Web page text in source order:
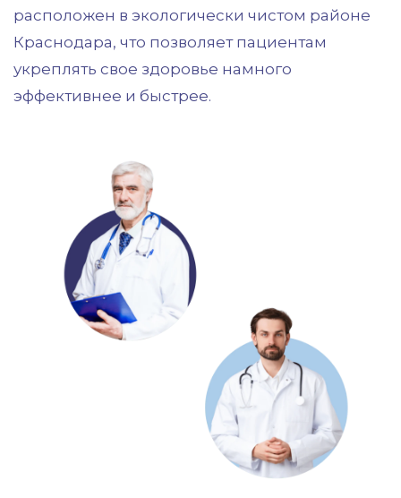
расположен в экологически чистом районе
Краснодара, что позволяет пациентам
укреплять свое здоровье намного
эффективнее и быстрее.